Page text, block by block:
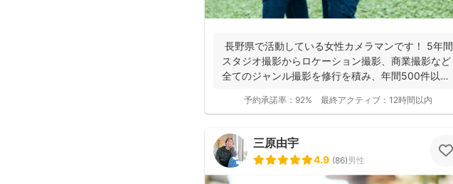
長野県で活動している女性カメラマンです！ 5年間
スタジオ撮影からロケーション撮影、商業撮影など
全てのジャンル撮影を修行を積み、年間500件以上
予約承諾率： 92% 最終アクティブ： 12時間以内
三原由宇
4.9 (86)男性